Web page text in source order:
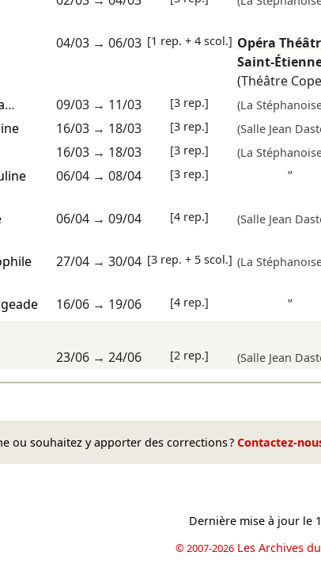
04/03→ 06/03 [1 rep. + 4 scol.] Opéra
Saint-
(Théâtre
… 09/03→ 11/03 [3 rep.] (La
16/03→ 18/03 [3 rep.] (Salle Jean
16/03→ 18/03 [3 rep.] (La
06/04→ 08/04 [3 rep.] ”
06/04→ 09/04 [4 rep.] (Salle Jean
27/04→ 30/04 [3 rep. + 5 scol.] (La
16/06→ 19/06 [4 rep.] ”
23/06→ 24/06 [2 rep.] (Salle Jean
ou souhaitez y apporter des corrections ? Contactez-
Dernière mise à jour le
© 2007-2026 Les Archives